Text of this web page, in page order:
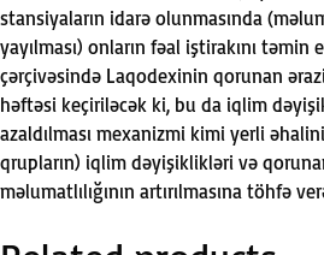
stansiyaların idarə olunmasında (mə
yayılması) onların fəal iştirakını təmin
çərçivəsində Laqodexinin qorunan ə
həftəsi keçiriləcək ki, bu da iqlim də
azaldılması mexanizmi kimi yerli ə
qrupların) iqlim dəyişiklikləri və
məlumatlılığının artırılmasına töhfə ver